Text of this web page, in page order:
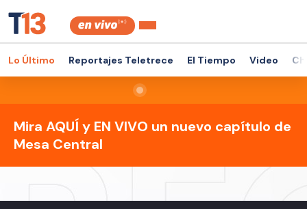
Lo Último Reportajes Teletrece El Tiempo Video
Mira AQUÍ y EN VIVO un nuevo capítulo de
Mesa Central